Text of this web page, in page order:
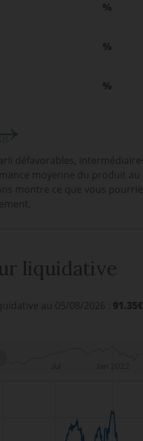
%
%
%
défavorables,
moyenne du produit
montre ce que vous
liquidative
au 05/08/2026 : 91.35€